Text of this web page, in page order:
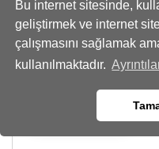
Bu internet sitesinde,
geliştirmek ve internet
çalışmasını sağlamak
kullanılmaktadır.